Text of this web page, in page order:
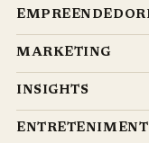
MARKETING
INSIGHTS